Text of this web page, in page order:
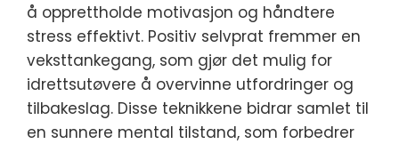
å opprettholde motivasjon og håndtere
stress effektivt. Positiv selvprat fremmer en
veksttankegang, som gjør det mulig for
idrettsutøvere å overvinne utfordringer og
tilbakeslag. Disse teknikkene bidrar samlet til
en sunnere mental tilstand, som forbedrer